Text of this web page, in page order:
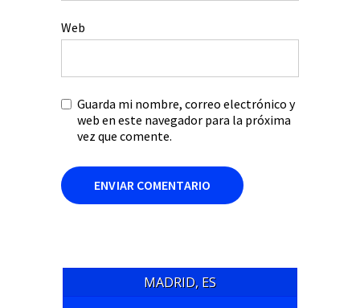
Web
Guarda mi nombre, correo electrónico y
web en este navegador para la próxima
vez que comente.
MADRID, ES